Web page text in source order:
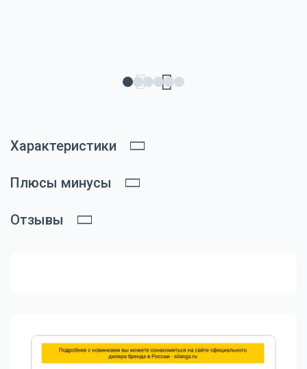
Характеристики
Плюсы минусы
Отзывы